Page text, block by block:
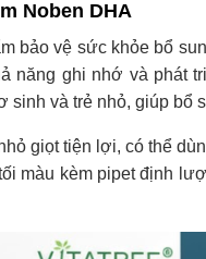
Noben DHA
bảo vệ sức khỏe bổ
năng ghi nhớ và phát
và trẻ nhỏ, giúp bổ
giọt tiện lợi, có thể
màu kèm pipet định